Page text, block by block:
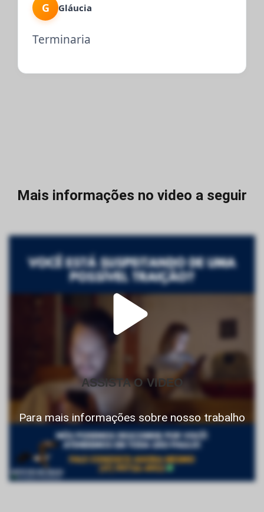
G Gláucia
Terminaria
Mais informações no video a seguir
ASSISTA O VIDEO
Para mais informações sobre nosso trabalho